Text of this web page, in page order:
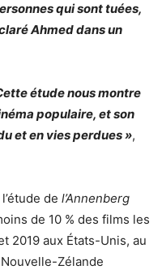
qui sont tuées,
Ahmed dans un
étude nous montre
populaire, et son
et en vies perdues »,
l’étude de l’Annenberg
de 10 % des films les
2019 aux États-Unis, au
Zélande